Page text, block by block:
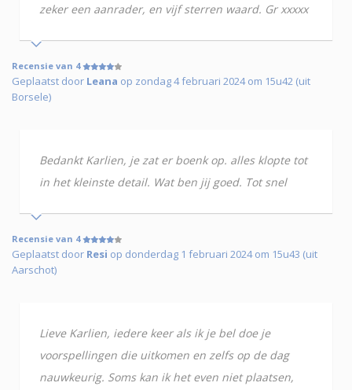
zeker een aanrader, en vijf sterren waard. Gr xxxxx
Recensie van 4
Geplaatst door Leana op zondag 4 februari 2024 om 15u42 (uit
Borsele)
Bedankt Karlien, je zat er boenk op. alles klopte tot
in het kleinste detail. Wat ben jij goed. Tot snel
Recensie van 4
Geplaatst door Resi op donderdag 1 februari 2024 om 15u43 (uit
Aarschot)
Lieve Karlien, iedere keer als ik je bel doe je
voorspellingen die uitkomen en zelfs op de dag
nauwkeurig. Soms kan ik het even niet plaatsen,